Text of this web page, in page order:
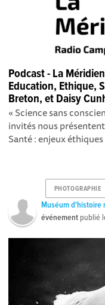
Podcast - La
Education, Ethique,
Breton, et Daisy
« Science sans
invités nous
Santé : enjeux éthiques
PHOTOGRAPHIE
Muséum d'histoire
événement publié